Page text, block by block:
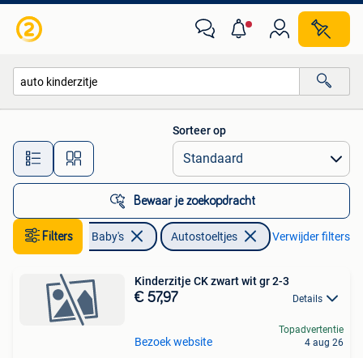
Alle afstanden…
Sorteer op
Bewaar je zoekopdracht
Filters
Kinderen en Baby's Autostoeltjes Verwijder filters
Kinderzitje CK zwart wit gr 2-3
€ 57,97 Details
Bezoek website
Topadvertentie
4 aug 26